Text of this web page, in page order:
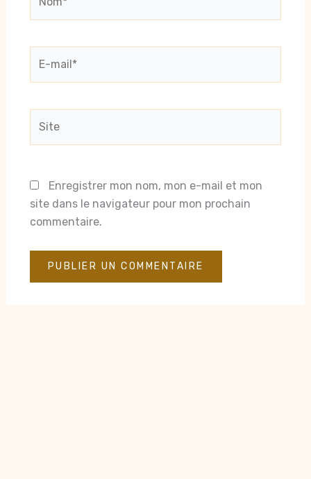
Enregistrer mon nom, mon e-mail et mon
site dans le navigateur pour mon prochain
commentaire.